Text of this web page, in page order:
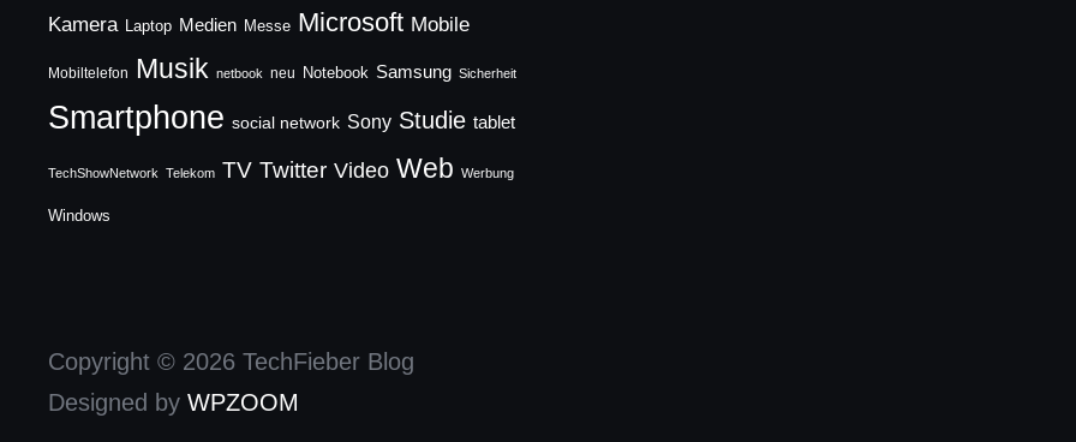
Kamera Laptop Medien Messe Microsoft Mobile
Mobiltelefon Musik netbook neu Notebook Samsung Sicherheit
Smartphone social network Sony Studie tablet
TechShowNetwork Telekom TV Twitter Video Web Werbung
Windows
Copyright © 2026 TechFieber Blog
Designed byWPZOOM